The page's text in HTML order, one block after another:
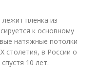
пленка из
к основному
натяжные потолки
столетия, в России о
10 лет.